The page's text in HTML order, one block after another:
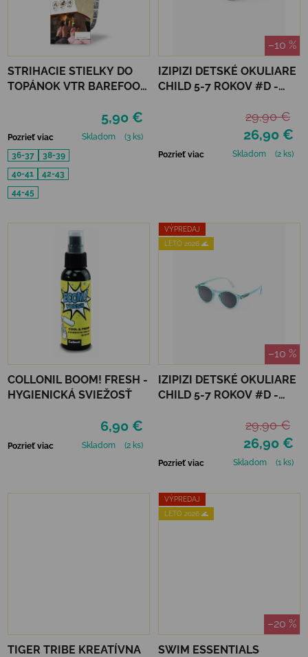
STRIHACIE STIELKY DO
TOPÁNOK VTR BAREFOOT
5,90 €
Pozrieť viac Skladom
(3 ks)
36-37
38-39
40-41
42-43
44-45
–10 %
IZIPIZI DETSKÉ OKULIARE
CHILD 5-7 ROKOV #D -
26,90 €
29,90 €
Pozrieť viac Skladom (2 ks)
COLLONIL BOOM! FRESH -
HYGIENICKÁ SVIEŽOSŤ
6,90 €
Pozrieť viac Skladom (2 ks)
VÝPREDAJ
LETO 2026 🌊
–10 %
IZIPIZI DETSKÉ OKULIARE
CHILD 5-7 ROKOV #D -
26,90 €
29,90 €
Pozrieť viac Skladom (1 ks)
TIGER TRIBE KREATÍVNA
VÝPREDAJ
LETO 2026 🌊
–20 %
SWIM ESSENTIALS